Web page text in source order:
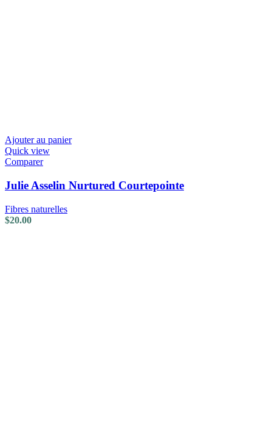
Ajouter au panier
Quick view
Comparer
Julie Asselin Nurtured Courtepointe
Fibres naturelles
$20.00